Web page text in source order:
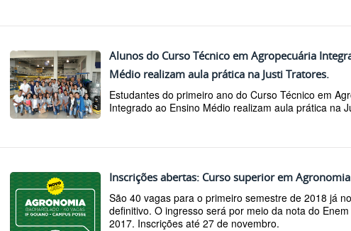
Alunos do Curso Técnico em Agropecuária
Médio realizam aula prática na Justi Tratores.
Estudantes do primeiro ano do Curso Técnico em
Integrado ao Ensino Médio realizam aula prática na
Inscrições abertas: Curso superior em Agronomia
São 40 vagas para o primeiro semestre de 2018 já
definitivo. O ingresso será por meio da nota do
2017. Inscrições até 27 de novembro.